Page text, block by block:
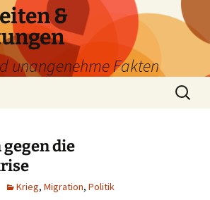
&
unangenehme Fakten
Suchen
nach:
die
Krieg, Migration, Politik